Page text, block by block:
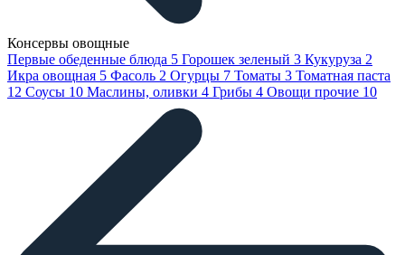
Консервы овощные
Первые обеденные блюда 5 Горошек зеленый 3 Кукуруза 2
Икра овощная 5 Фасоль 2 Огурцы 7 Томаты 3 Томатная паста
12 Соусы 10 Маслины, оливки 4 Грибы 4 Овощи прочие 10